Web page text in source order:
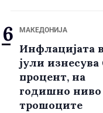
МАКЕДОНИЈА
Инфлацијата
јули изнесува
процент, на
годишно ниво
трошоците